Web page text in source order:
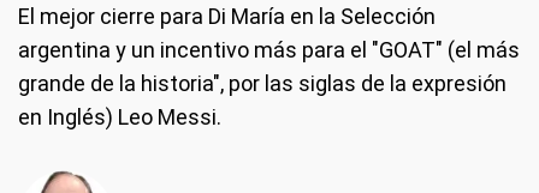
El mejor cierre para Di María en la Selección
argentina y un incentivo más para el "GOAT" (el más
grande de la historia", por las siglas de la expresión
en Inglés) Leo Messi.